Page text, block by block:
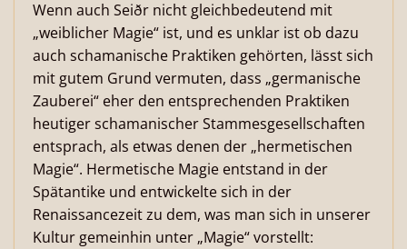
Wenn auch Seiðr nicht gleichbedeutend mit
„weiblicher Magie“ ist, und es unklar ist ob dazu
auch schamanische Praktiken gehörten, lässt sich
mit gutem Grund vermuten, dass „germanische
Zauberei“ eher den entsprechenden Praktiken
heutiger schamanischer Stammesgesellschaften
entsprach, als etwas denen der „hermetischen
Magie“. Hermetische Magie entstand in der
Spätantike und entwickelte sich in der
Renaissancezeit zu dem, was man sich in unserer
Kultur gemeinhin unter „Magie“ vorstellt: